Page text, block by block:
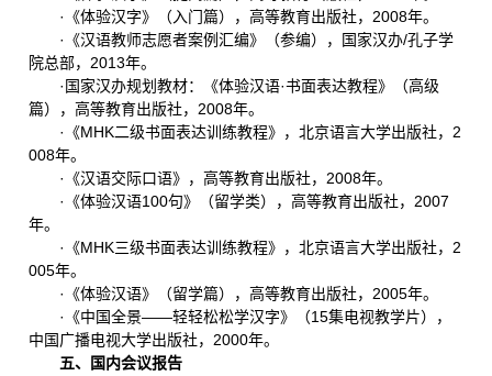
·《体验汉字》（入门篇），高等教育出版社，2008年。
·《汉语教师志愿者案例汇编》（参编），国家汉办/孔子学
院总部，2013年。
·国家汉办规划教材：《体验汉语·书面表达教程》（高级
篇），高等教育出版社，2008年。
·《MHK二级书面表达训练教程》，北京语言大学出版社，2
008年。
·《汉语交际口语》，高等教育出版社，2008年。
·《体验汉语100句》（留学类），高等教育出版社，2007
年。
·《MHK三级书面表达训练教程》，北京语言大学出版社，2
005年。
·《体验汉语》（留学篇），高等教育出版社，2005年。
·《中国全景——轻轻松松学汉字》（15集电视教学片），
中国广播电视大学出版社，2000年。
五、国内会议报告